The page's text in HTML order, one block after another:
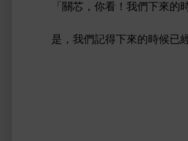
「 芯， ！ 們
， 們記得 候已